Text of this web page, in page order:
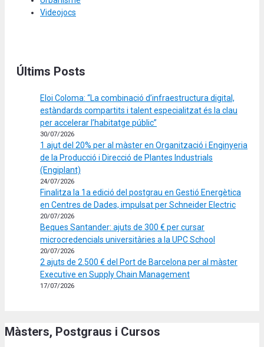
Videojocs
Últims Posts
Eloi Coloma: “La combinació d’infraestructura digital,
estàndards compartits i talent especialitzat és la clau
per accelerar l’habitatge públic”
30/07/2026
1 ajut del 20% per al màster en Organització i Enginyeria
de la Producció i Direcció de Plantes Industrials
(Engiplant)
24/07/2026
Finalitza la 1a edició del postgrau en Gestió Energètica
en Centres de Dades, impulsat per Schneider Electric
20/07/2026
Beques Santander: ajuts de 300 € per cursar
microcredencials universitàries a la UPC School
20/07/2026
2 ajuts de 2.500 € del Port de Barcelona per al màster
Executive en Supply Chain Management
17/07/2026
Màsters, Postgraus i Cursos